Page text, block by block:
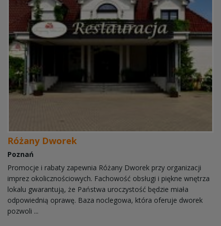
Różany Dworek
Poznań
Promocje i rabaty zapewnia Różany Dworek przy organizacji
imprez okolicznościowych. Fachowość obsługi i piękne wnętrza
lokalu gwarantują, że Państwa uroczystość będzie miała
odpowiednią oprawę. Baza noclegowa, która oferuje dworek
pozwoli ...